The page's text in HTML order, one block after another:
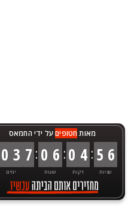
מאותחטופיםעל ידי החמאס
0 3 7
ימים
: 0 6
שעות
:0 4
דקות
: 5 6
שניות